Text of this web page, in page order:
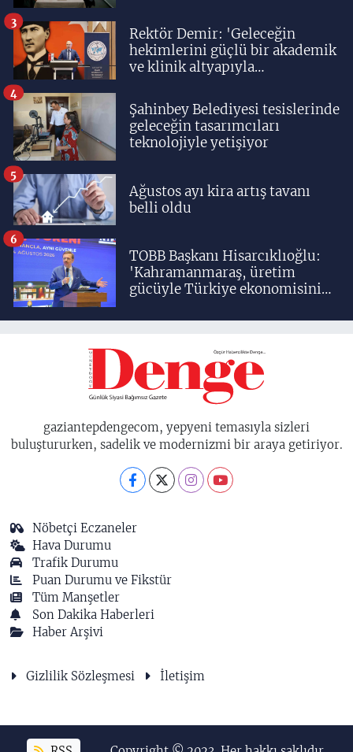
Rektör Demir: 'Geleceğin
hekimlerini güçlü bir akademik
ve klinik altyapıyla
3
Şahinbey Belediyesi tesislerinde
geleceğin tasarımcıları
teknolojiyle yetişiyor
4
Ağustos ayı kira artış tavanı
belli oldu
5
TOBB Başkanı Hisarcıklıoğlu:
'Kahramanmaraş, üretim
gücüyle Türkiye ekonomisinin
birisidir'
6
gaziantepdengecom, yepyeni temasıyla sizleri
buluştururken, sadelik ve modernizmi bir araya getiriyor.
Nöbetçi Eczaneler
Hava Durumu
Trafik Durumu
Puan Durumu ve Fikstür
Tüm Manşetler
Son Dakika Haberleri
Haber Arşivi
Gizlilik Sözleşmesi İletişim